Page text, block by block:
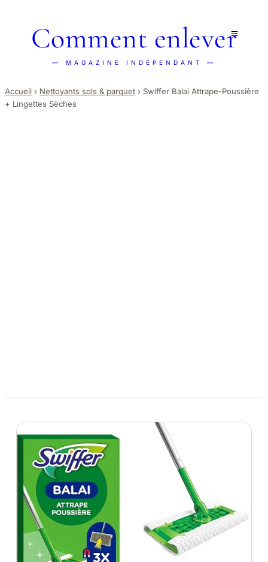
Comment enlever
— MAGAZINE INDÉPENDANT —
Accueil › Nettoyants sols & parquet › Swiffer Balai Attrape-Poussière
+ Lingettes Sèches